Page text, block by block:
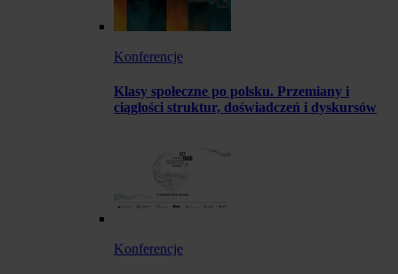
Konferencje
Klasy społeczne po polsku. Przemiany i
ciągłości struktur, doświadczeń i dyskursów
Konferencje